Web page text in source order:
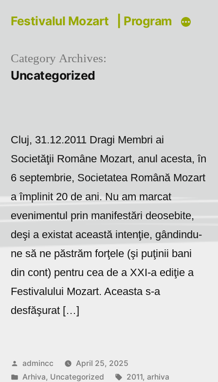
Festivalul Mozart | Program
Category Archives:
Uncategorized
Cluj, 31.12.2011 Dragi Membri ai
Societăţii Române Mozart, anul acesta, în
6 septembrie, Societatea Română Mozart
a împlinit 20 de ani. Nu am marcat
evenimentul prin manifestări deosebite,
deşi a existat această intenţie, gândindu-
ne să ne păstrăm forţele (şi puţinii bani
din cont) pentru cea de a XXI-a ediţie a
Festivalului Mozart. Aceasta s-a
desfăşurat […]
Posted
by
admincc
April 25, 2025
Posted
Arhiva, Uncategorized Tags:
2011, arhiva